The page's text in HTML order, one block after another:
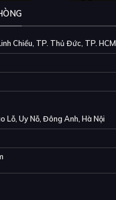
Chiểu, TP. Thủ Đức, TP. HCM
Lỗ, Uy Nỗ, Đông Anh, Hà Nội